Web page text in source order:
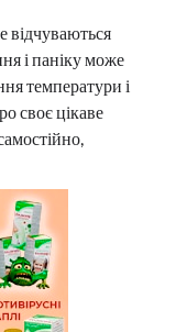
відчуваються
і паніку може
температури і
своє цікаве